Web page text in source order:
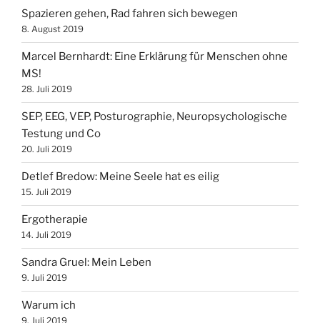
Spazieren gehen, Rad fahren sich bewegen
8. August 2019
Marcel Bernhardt: Eine Erklärung für Menschen ohne
MS!
28. Juli 2019
SEP, EEG, VEP, Posturographie, Neuropsychologische
Testung und Co
20. Juli 2019
Detlef Bredow‎: Meine Seele hat es eilig
15. Juli 2019
Ergotherapie
14. Juli 2019
Sandra Gruel: Mein Leben
9. Juli 2019
Warum ich
9. Juli 2019